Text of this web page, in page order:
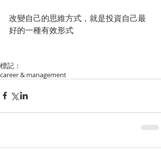
改變自己的思維方式，就是投資自己最
好的一種有效形式
標記：
career & management